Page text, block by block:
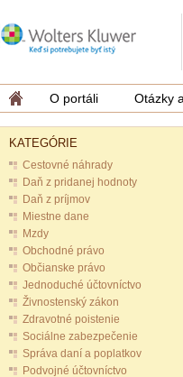
O portáli Otázky
KATEGÓRIE
Cestovné náhrady
Daň z pridanej hodnoty
Daň z príjmov
Miestne dane
Mzdy
Obchodné právo
Občianske právo
Jednoduché účtovníctvo
Živnostenský zákon
Zdravotné poistenie
Sociálne zabezpečenie
Správa daní a poplatkov
Podvojné účtovníctvo